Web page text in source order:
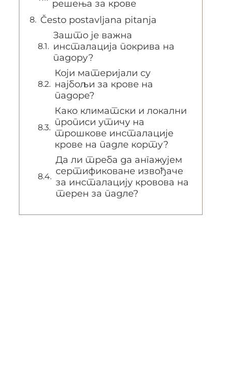
решења за крове
Često postavljana pitanja
Зашто је важна
инсталација покрива на
падору?
Који материјали су
најбољи за крове на
падоре?
Како климатски и локални
прописи утичу на
трошкове инсталације
крове на падле корту?
Да ли треба да ангажујем
сертификоване извођаче
за инсталацију кровова на
терен за падле?